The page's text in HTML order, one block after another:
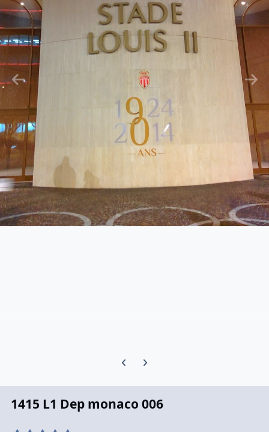
Previous carousel slide
Next carousel slide
1415 L1 Dep monaco 006